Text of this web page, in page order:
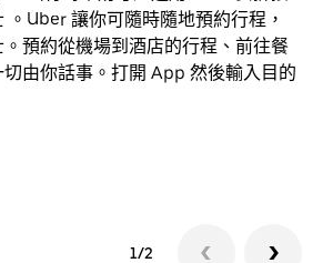
。Uber 讓你可隨時隨地預約行程，
預約從機場到酒店的行程、前往餐
由你話事。打開 App 然後輸入目的
1/2